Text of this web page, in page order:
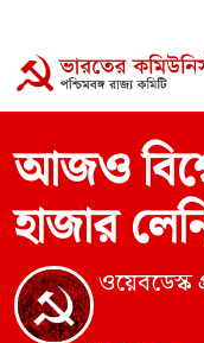
আজও
হাজার
ওয়েবডেস্ক